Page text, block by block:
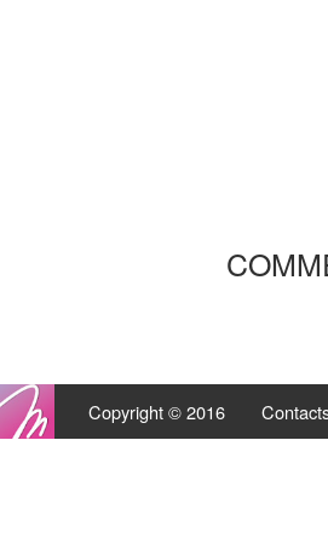
Copyright © 2016